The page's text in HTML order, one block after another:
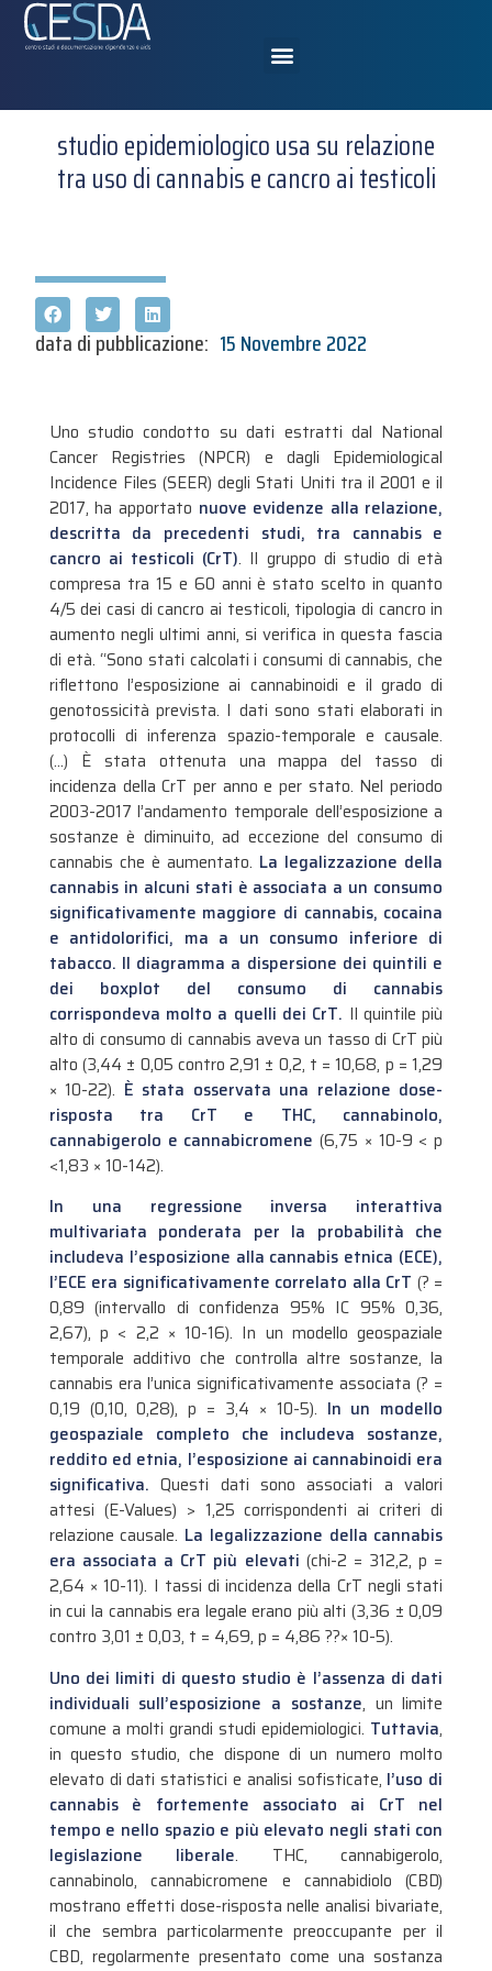
studio epidemiologico usa su relazione
tra uso di cannabis e cancro ai testicoli
data di pubblicazione: 15 Novembre 2022
Uno studio condotto su dati estratti dal National
Cancer Registries (NPCR) e dagli Epidemiological
Incidence Files (SEER) degli Stati Uniti tra il 2001 e il
2017, ha apportato nuove evidenze alla relazione,
descritta da precedenti studi, tra cannabis e
cancro ai testicoli (CrT). Il gruppo di studio di età
compresa tra 15 e 60 anni è stato scelto in quanto
4/5 dei casi di cancro ai testicoli, tipologia di cancro in
aumento negli ultimi anni, si verifica in questa fascia
di età. “Sono stati calcolati i consumi di cannabis, che
riflettono l’esposizione ai cannabinoidi e il grado di
genotossicità prevista. I dati sono stati elaborati in
protocolli di inferenza spazio-temporale e causale.
(…) È stata ottenuta una mappa del tasso di
incidenza della CrT per anno e per stato. Nel periodo
2003-2017 l’andamento temporale dell’esposizione a
sostanze è diminuito, ad eccezione del consumo di
cannabis che è aumentato. La legalizzazione della
cannabis in alcuni stati è associata a un consumo
significativamente maggiore di cannabis, cocaina
e antidolorifici, ma a un consumo inferiore di
tabacco. Il diagramma a dispersione dei quintili e
dei boxplot del consumo di cannabis
corrispondeva molto a quelli dei CrT. Il quintile più
alto di consumo di cannabis aveva un tasso di CrT più
alto (3,44 ± 0,05 contro 2,91 ± 0,2, t = 10,68, p = 1,29
× 10-22). È stata osservata una relazione dose-
risposta tra CrT e THC, cannabinolo,
cannabigerolo e cannabicromene (6,75 × 10-9 < p
<1,83 × 10-142).
In una regressione inversa interattiva
multivariata ponderata per la probabilità che
includeva l’esposizione alla cannabis etnica (ECE),
l’ECE era significativamente correlato alla CrT (? =
0,89 (intervallo di confidenza 95% IC 95% 0,36,
2,67), p < 2,2 × 10-16). In un modello geospaziale
temporale additivo che controlla altre sostanze, la
cannabis era l’unica significativamente associata (? =
0,19 (0,10, 0,28), p = 3,4 × 10-5). In un modello
geospaziale completo che includeva sostanze,
reddito ed etnia, l’esposizione ai cannabinoidi era
significativa. Questi dati sono associati a valori
attesi (E-Values) > 1,25 corrispondenti ai criteri di
relazione causale. La legalizzazione della cannabis
era associata a CrT più elevati (chi-2 = 312,2, p =
2,64 × 10-11). I tassi di incidenza della CrT negli stati
in cui la cannabis era legale erano più alti (3,36 ± 0,09
contro 3,01 ± 0,03, t = 4,69, p = 4,86 ??× 10-5).
Uno dei limiti di questo studio è l’assenza di dati
individuali sull’esposizione a sostanze, un limite
comune a molti grandi studi epidemiologici. Tuttavia,
in questo studio, che dispone di un numero molto
elevato di dati statistici e analisi sofisticate, l’uso di
cannabis è fortemente associato ai CrT nel
tempo e nello spazio e più elevato negli stati con
legislazione liberale. THC, cannabigerolo,
cannabinolo, cannabicromene e cannabidiolo (CBD)
mostrano effetti dose-risposta nelle analisi bivariate,
il che sembra particolarmente preoccupante per il
CBD, regolarmente presentato come una sostanza